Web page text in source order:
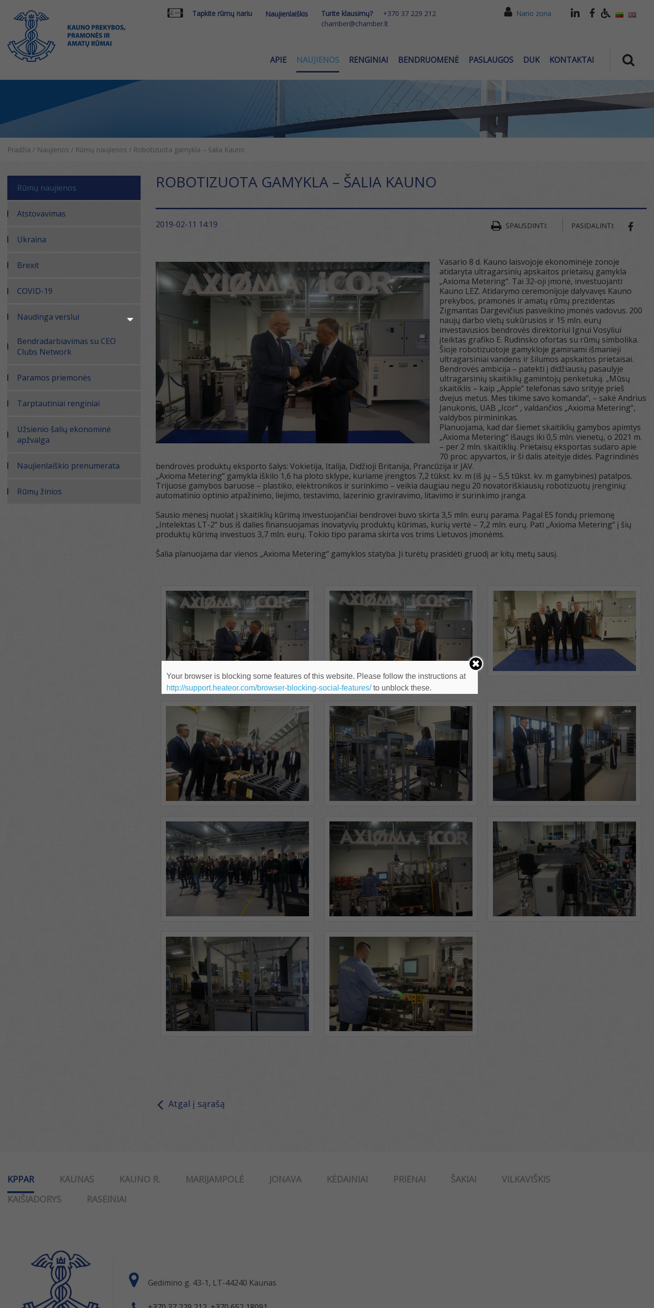
Tapkite rūmų nariu Naujienlaiškis Turite klausimų?
+370 37 229 212
chamber@chamber.lt
Nario zona
APIE NAUJIENOS RENGINIAI BENDRUOMENĖ PASLAUGOS DUK KONTAKTAI
Pradžia / Naujienos / Rūmų naujienos / Robotizuota gamykla – šalia Kauno
Rūmų naujienos
Atstovavimas
Ukraina
Brexit
COVID-19
Naudinga verslui
Bendradarbiavimas su CEO
Clubs Network
Paramos priemonės
Tarptautiniai renginiai
Užsienio šalių ekonominė
apžvalga
Naujienlaiškio prenumerata
Rūmų žinios
ROBOTIZUOTA GAMYKLA – ŠALIA KAUNO
2019-02-11 14:19 SPAUSDINTI: PASIDALINTI:
Vasario 8 d. Kauno laisvojoje ekonominėje zonoje
atidaryta ultragarsinių apskaitos prietaisų gamykla
„Axioma Metering“. Tai 32-oji įmonė, investuojanti
Kauno LEZ. Atidarymo ceremonijoje dalyvavęs Kauno
prekybos, pramonės ir amatų rūmų prezidentas
Zigmantas Dargevičius pasveikino įmonės vadovus. 200
naujų darbo vietų sukūrusios ir 15 mln. eurų
investavusios bendrovės direktoriui Ignui Vosyliui
įteiktas grafiko E. Rudinsko ofortas su rūmų simbolika.
Šioje robotizuotoje gamykloje gaminami išmanieji
ultragarsiniai vandens ir šilumos apskaitos prietaisai.
Bendrovės ambicija – patekti į didžiausių pasaulyje
ultragarsinių skaitiklių gamintojų penketuką. „Mūsų
skaitiklis – kaip „Apple“ telefonas savo srityje prieš
dvejus metus. Mes tikime savo komanda“, – sakė Andrius
Janukonis, UAB „Icor“ , valdančios „Axioma Metering“,
valdybos pirmininkas.
Planuojama, kad dar šiemet skaitiklių gamybos apimtys
„Axioma Metering“ išaugs iki 0,5 mln. vienetų, o 2021 m.
– per 2 mln. skaitiklių. Prietaisų eksportas sudaro apie
70 proc. apyvartos, ir ši dalis ateityje didės. Pagrindinės
bendrovės produktų eksporto šalys: Vokietija, Italija, Didžioji Britanija, Prancūzija ir JAV.
„Axioma Metering“ gamykla iškilo 1,6 ha ploto sklype, kuriame įrengtos 7,2 tūkst. kv. m (iš jų – 5,5 tūkst. kv. m gamybinės) patalpos.
Trijuose gamybos baruose – plastiko, elektronikos ir surinkimo – veikia daugiau negu 20 novatoriškiausių robotizuotų įrenginių:
automatinio optinio atpažinimo, liejimo, testavimo, lazerinio graviravimo, litavimo ir surinkimo įranga.
Sausio mėnesį nuolat į skaitiklių kūrimą investuojančiai bendrovei buvo skirta 3,5 mln. eurų parama. Pagal ES fondų priemonę
„Intelektas LT-2“ bus iš dalies finansuojamas inovatyvių produktų kūrimas, kurių vertė – 7,2 mln. eurų. Pati „Axioma Metering“ į šių
produktų kūrimą investuos 3,7 mln. eurų. Tokio tipo parama skirta vos trims Lietuvos įmonėms.
Šalia planuojama dar vienos „Axioma Metering“ gamyklos statyba. Ji turėtų prasidėti gruodį ar kitų metų sausį.
Atgal į sąrašą
KPPAR KAUNAS KAUNO R. MARIJAMPOLĖ JONAVA KĖDAINIAI PRIENAI ŠAKIAI
VILKAVIŠKIS
KAIŠIADORYS
RASEINIAI
Gedimino g. 43-1, LT-44240 Kaunas
Your browser is blocking some features of this website. Please follow the instructions at
http://support.heateor.com/browser-blocking-social-features/to unblock these.